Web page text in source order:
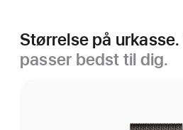
Størrelse på urkasse.
passer bedst til dig.